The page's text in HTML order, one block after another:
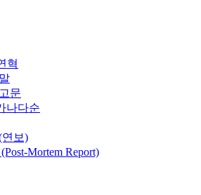
혁
문
나다순
보)
Mortem Report)